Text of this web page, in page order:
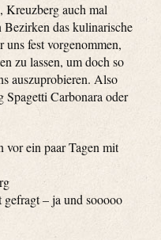
Kreuzberg auch mal
Bezirken das kulinarische
fest vorgenommen,
zu lassen, um doch so
auszuprobieren. Also
Spagetti Carbonara oder
vor ein paar Tagen mit
– ja und sooooo